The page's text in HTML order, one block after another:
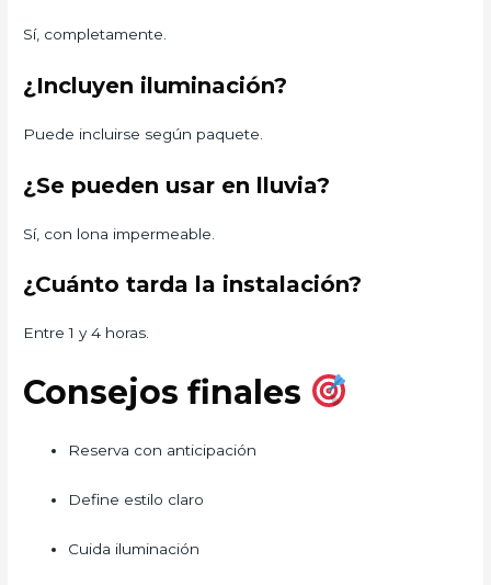
Sí, completamente.
¿Incluyen iluminación?
Puede incluirse según paquete.
¿Se pueden usar en lluvia?
Sí, con lona impermeable.
¿Cuánto tarda la instalación?
Entre 1 y 4 horas.
Consejos finales
Reserva con anticipación
Define estilo claro
Cuida iluminación